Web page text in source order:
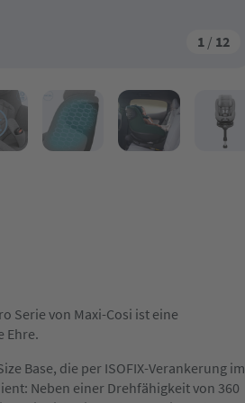
1 / 12
Serie von Maxi-Cosi ist eine
Ehre.
Base, die per ISOFIX-Verankerung im
Neben einer Drehfähigkeit von 360